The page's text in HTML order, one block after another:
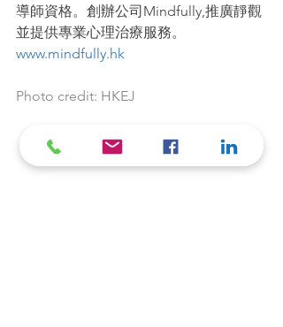
導師資格。創辦公司Mindfully,推廣靜觀
並提供專業心理治療服務。
www.mindfully.hk
Photo credit: HKEJ